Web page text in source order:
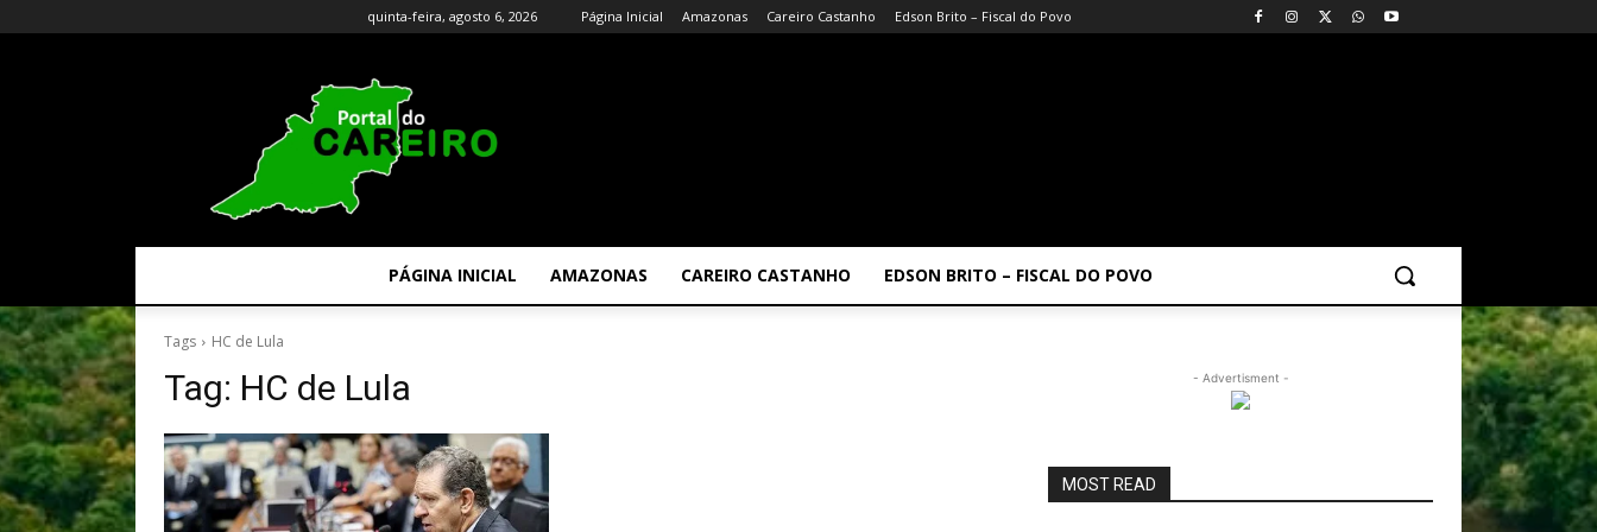
quinta-feira, agosto 6, 2026 Página Inicial Amazonas Careiro Castanho Edson Brito – Fiscal do Povo
PÁGINA INICIAL AMAZONAS CAREIRO CASTANHO EDSON BRITO – FISCAL DO POVO
Tags HC de Lula
Tag: HC de Lula - Advertisment -
MOST READ